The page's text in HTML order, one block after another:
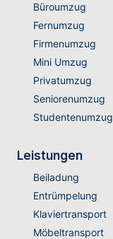
Büroumzug
Fernumzug
Firmenumzug
Mini Umzug
Privatumzug
Seniorenumzug
Studentenumzug
Leistungen
Beiladung
Entrümpelung
Klaviertransport
Möbeltransport